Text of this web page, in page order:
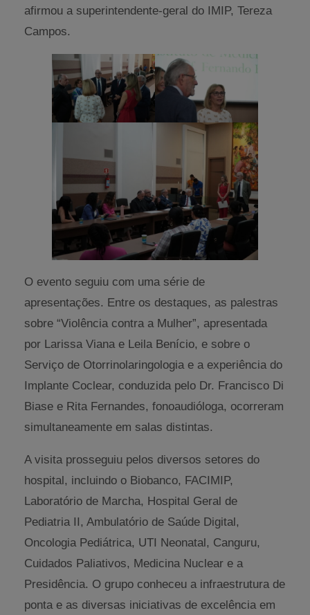
afirmou a superintendente-geral do IMIP, Tereza
Campos.
O evento seguiu com uma série de
apresentações. Entre os destaques, as palestras
sobre “Violência contra a Mulher”, apresentada
por Larissa Viana e Leila Benício, e sobre o
Serviço de Otorrinolaringologia e a experiência do
Implante Coclear, conduzida pelo Dr. Francisco Di
Biase e Rita Fernandes, fonoaudióloga, ocorreram
simultaneamente em salas distintas.
A visita prosseguiu pelos diversos setores do
hospital, incluindo o Biobanco, FACIMIP,
Laboratório de Marcha, Hospital Geral de
Pediatria II, Ambulatório de Saúde Digital,
Oncologia Pediátrica, UTI Neonatal, Canguru,
Cuidados Paliativos, Medicina Nuclear e a
Presidência. O grupo conheceu a infraestrutura de
ponta e as diversas iniciativas de excelência em